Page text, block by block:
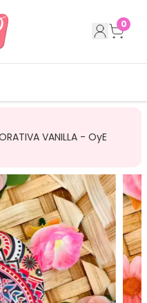
0
Humanos
Cabelos Bio Vegetais
Fibra
VANILLA - OyE